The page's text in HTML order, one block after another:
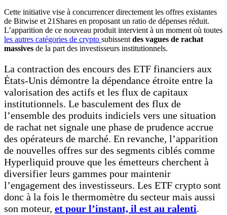
Cette initiative vise à concurrencer directement les offres existantes
de Bitwise et 21Shares en proposant un ratio de dépenses réduit.
L’apparition de ce nouveau produit intervient à un moment où toutes
les autres catégories de crypto subissentdes vagues de rachat
massives de la part des investisseurs institutionnels.
La contraction des encours des ETF financiers aux
États-Unis démontre la dépendance étroite entre la
valorisation des actifs et les flux de capitaux
institutionnels. Le basculement des flux de
l’ensemble des produits indiciels vers une situation
de rachat net signale une phase de prudence accrue
des opérateurs de marché. En revanche, l’apparition
de nouvelles offres sur des segments ciblés comme
Hyperliquid prouve que les émetteurs cherchent à
diversifier leurs gammes pour maintenir
l’engagement des investisseurs. Les ETF crypto sont
donc à la fois le thermomètre du secteur mais aussi
son moteur, et pour l’instant, il est au ralenti.